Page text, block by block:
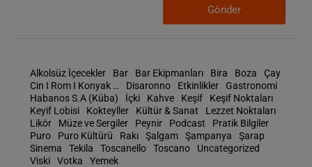
Gönder
Alkolsüz İçecekler Bar Bar Ekipmanları Bira Boza
Çay
Cin I Rom I Konyak …
Disaronno Etkinlikler
Gastronomi
Habanos S.A (Küba)
İçki Kahve Keşif
Keşif Noktaları
Keyif Lobisi
Kokteyller Kültür & Sanat
Lezzet Noktaları
Likör
Müze ve Sergiler Peynir Podcast
Pratik Bilgiler
Puro
Puro Kültürü Rakı Şalgam Şampanya
Şarap
Sinema
Tekila Toscanello Toscano
Uncategorized
Viski
Votka Yemek